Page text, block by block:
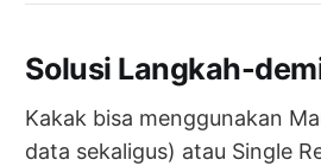
Solusi Langkah-
Kakak bisa menggunakan
data sekaligus) atau Single